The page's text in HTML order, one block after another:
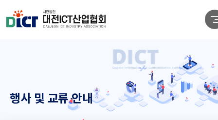
행사 및 교류 안내